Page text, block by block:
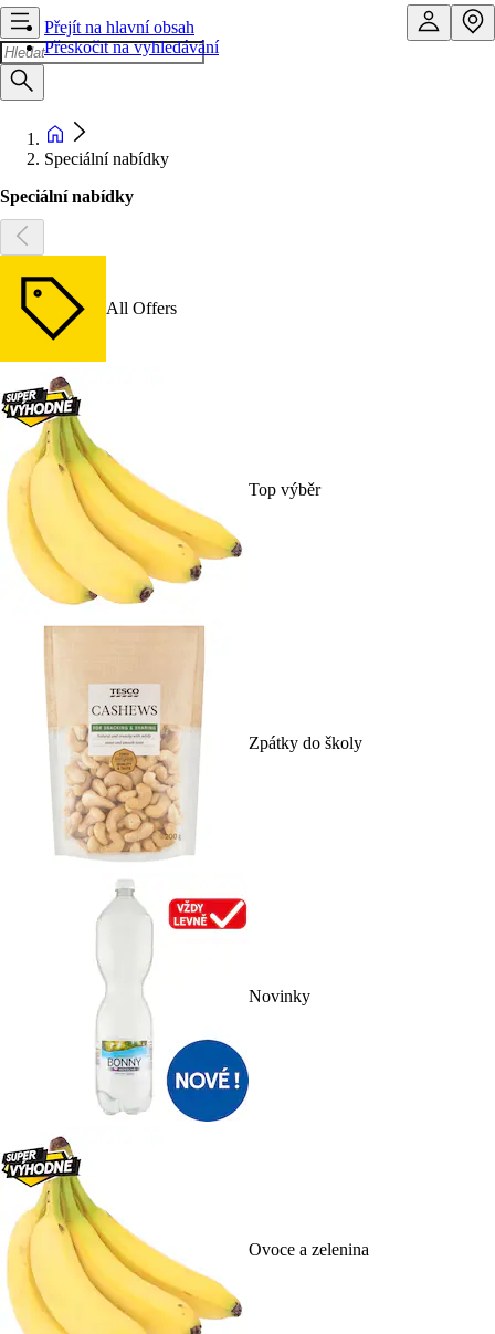
Přejít na hlavní obsah
Přeskočit na vyhledávání
Speciální nabídky
Speciální nabídky
All Offers
Top výběr
Zpátky do školy
Novinky
Ovoce a zelenina